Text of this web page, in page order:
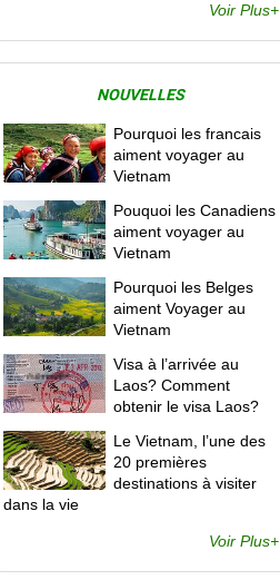
Voir Plus+
NOUVELLES
Pourquoi les francais
aiment voyager au
Vietnam
Pouquoi les Canadiens
aiment voyager au
Vietnam
Pourquoi les Belges
aiment Voyager au
Vietnam
Visa à l’arrivée au
Laos? Comment
obtenir le visa Laos?
Le Vietnam, l’une des
20 premières
destinations à visiter
dans la vie
Voir Plus+